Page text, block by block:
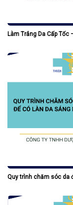
Làm Trắng Da Cấp Tốc
Quy trình chăm sóc da